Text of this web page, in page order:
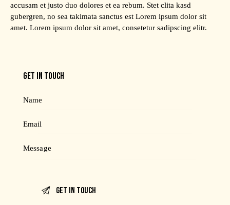
accusam et justo duo dolores et ea rebum. Stet clita kasd
gubergren, no sea takimata sanctus est Lorem ipsum dolor sit
amet. Lorem ipsum dolor sit amet, consetetur sadipscing elitr.
GET IN TOUCH